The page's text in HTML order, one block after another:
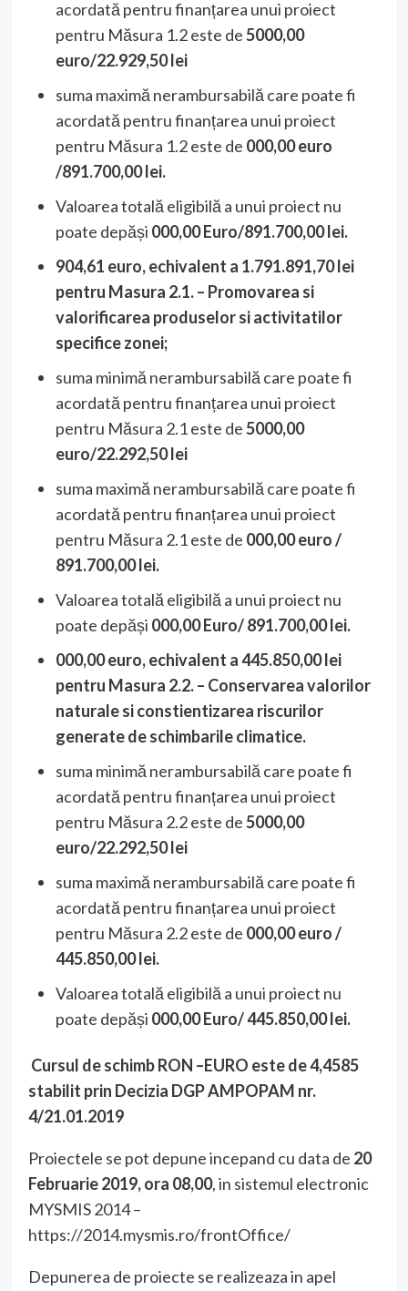
acordată pentru finanțarea unui proiect
pentru Măsura 1.2 este de5000,00
euro/22.929,50 lei
suma maximă nerambursabilă care poate fi
acordată pentru finanțarea unui proiect
pentru Măsura 1.2 este de 000,00 euro
/891.700,00 lei.
Valoarea totală eligibilă a unui proiect nu
poate depăși 000,00 Euro/891.700,00 lei.
904,61 euro, echivalent a 1.791.891,70 lei
pentru Masura 2.1. – Promovarea si
valorificarea produselor si activitatilor
specifice zonei;
suma minimă nerambursabilă care poate fi
acordată pentru finanțarea unui proiect
pentru Măsura 2.1 este de5000,00
euro/22.292,50 lei
suma maximă nerambursabilă care poate fi
acordată pentru finanțarea unui proiect
pentru Măsura 2.1 este de 000,00 euro /
891.700,00 lei.
Valoarea totală eligibilă a unui proiect nu
poate depăși 000,00 Euro/891.700,00 lei.
000,00 euro, echivalent a445.850,00 lei
pentru Masura 2.2. – Conservarea valorilor
naturale si constientizarea riscurilor
generate de schimbarile climatice.
suma minimă nerambursabilă care poate fi
acordată pentru finanțarea unui proiect
pentru Măsura 2.2 este de5000,00
euro/22.292,50 lei
suma maximă nerambursabilă care poate fi
acordată pentru finanțarea unui proiect
pentru Măsura 2.2 este de 000,00 euro /
445.850,00 lei.
Valoarea totală eligibilă a unui proiect nu
poate depăși 000,00 Euro/445.850,00 lei.
Cursul de schimb RON –EURO este de 4,4585
stabilit prin Decizia DGP AMPOPAM nr.
4/21.01.2019
Proiectele se pot depune incepand cu data de 20
Februarie 2019, ora 08,00, in sistemul electronic
MYSMIS 2014 –
https://2014.mysmis.ro/frontOffice/
Depunerea de proiecte se realizeaza in apel